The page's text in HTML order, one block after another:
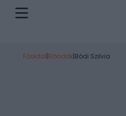
Főoldal|Előadók|Bódi Szilvia